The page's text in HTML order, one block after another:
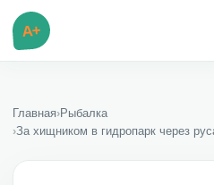
A+
Главная›Рыбалка
›За хищником в гидропарк через